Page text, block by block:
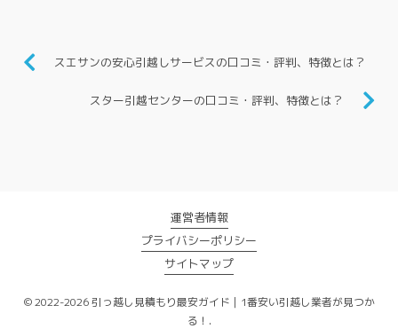
スエサンの安心引越しサービスの口コミ・評判、特徴とは？
スター引越センターの口コミ・評判、特徴とは？
運営者情報
プライバシーポリシー
サイトマップ
© 2022-2026 引っ越し見積もり最安ガイド｜1番安い引越し業者が見つか
る！.